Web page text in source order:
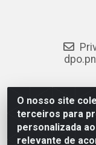
O nosso site
terceiros para
personalizada
relevante de
PneuBras -
Guararapes/PE -
-